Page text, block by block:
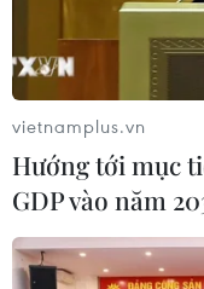
vietnamplus.vn
Hướng tới mục
GDP vào năm